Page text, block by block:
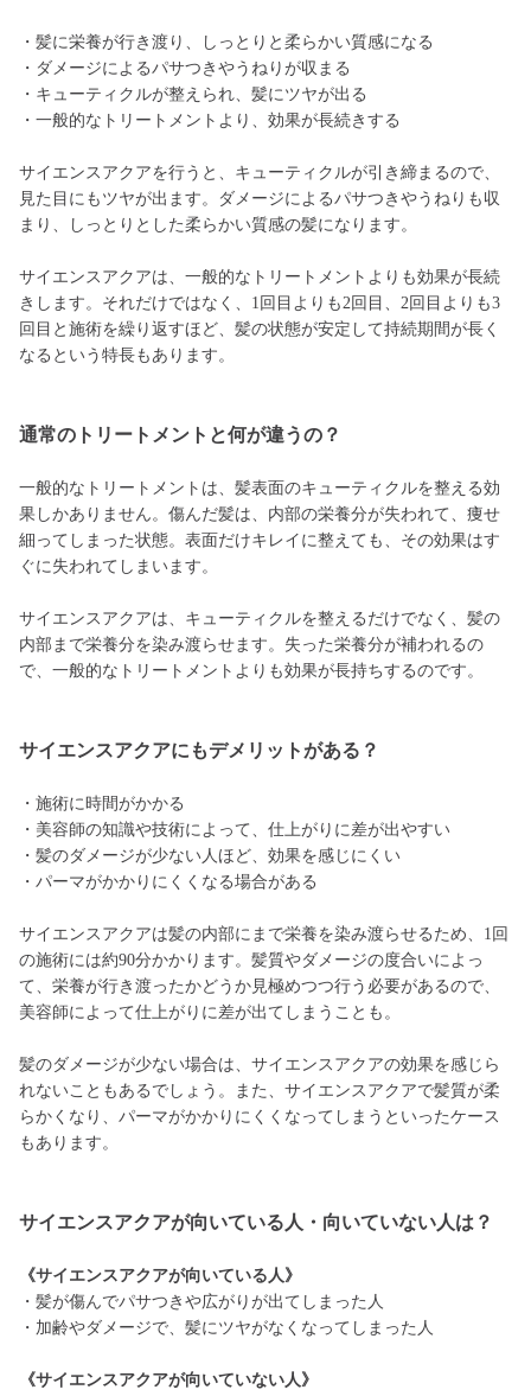
・髪に栄養が行き渡り、しっとりと柔らかい質感になる
・ダメージによるパサつきやうねりが収まる
・キューティクルが整えられ、髪にツヤが出る
・一般的なトリートメントより、効果が長続きする
サイエンスアクアを行うと、キューティクルが引き締まるので、
見た目にもツヤが出ます。ダメージによるパサつきやうねりも収
まり、しっとりとした柔らかい質感の髪になります。
サイエンスアクアは、一般的なトリートメントよりも効果が長続
きします。それだけではなく、1回目よりも2回目、2回目よりも3
回目と施術を繰り返すほど、髪の状態が安定して持続期間が長く
なるという特長もあります。
通常のトリートメントと何が違うの？
一般的なトリートメントは、髪表面のキューティクルを整える効
果しかありません。傷んだ髪は、内部の栄養分が失われて、痩せ
細ってしまった状態。表面だけキレイに整えても、その効果はす
ぐに失われてしまいます。
サイエンスアクアは、キューティクルを整えるだけでなく、髪の
内部まで栄養分を染み渡らせます。失った栄養分が補われるの
で、一般的なトリートメントよりも効果が長持ちするのです。
サイエンスアクアにもデメリットがある？
・施術に時間がかかる
・美容師の知識や技術によって、仕上がりに差が出やすい
・髪のダメージが少ない人ほど、効果を感じにくい
・パーマがかかりにくくなる場合がある
サイエンスアクアは髪の内部にまで栄養を染み渡らせるため、1回
の施術には約90分かかります。髪質やダメージの度合いによっ
て、栄養が行き渡ったかどうか見極めつつ行う必要があるので、
美容師によって仕上がりに差が出てしまうことも。
髪のダメージが少ない場合は、サイエンスアクアの効果を感じら
れないこともあるでしょう。また、サイエンスアクアで髪質が柔
らかくなり、パーマがかかりにくくなってしまうといったケース
もあります。
サイエンスアクアが向いている人・向いていない人は？
《サイエンスアクアが向いている人》
・髪が傷んでパサつきや広がりが出てしまった人
・加齢やダメージで、髪にツヤがなくなってしまった人
《サイエンスアクアが向いていない人》